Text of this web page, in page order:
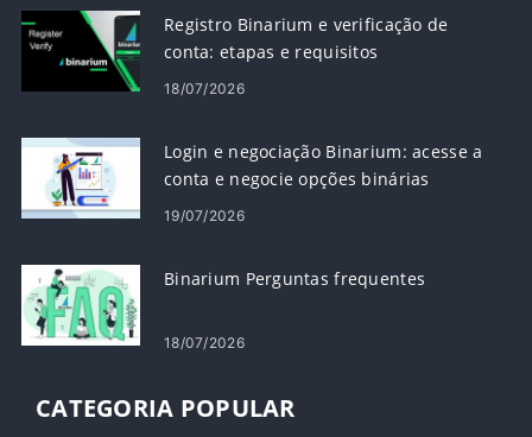
Registro Binarium e verificação de
conta: etapas e requisitos
18/07/2026
Login e negociação Binarium: acesse a
conta e negocie opções binárias
19/07/2026
Binarium Perguntas frequentes
18/07/2026
CATEGORIA POPULAR